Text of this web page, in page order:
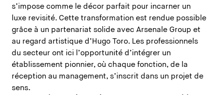
s’impose comme le décor parfait pour incarner un
luxe revisité. Cette transformation est rendue possible
grâce à un partenariat solide avec Arsenale Group et
au regard artistique d’Hugo Toro. Les professionnels
du secteur ont ici l’opportunité d’intégrer un
établissement pionnier, où chaque fonction, de la
réception au management, s’inscrit dans un projet de
sens.